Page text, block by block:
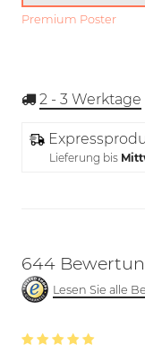
Premium Poster
2 - 3 Werktage
Lieferung bis
644
Lesen Sie alle